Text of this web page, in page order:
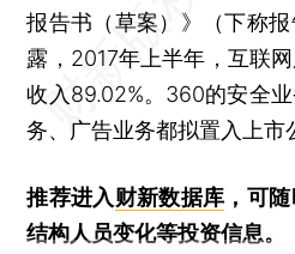
报告书（草案）》（下称
露，2017年上半年，互联
收入89.02%。360的安全
务、广告业务都拟置入上市
推荐进入财新数据库 ，可
结构人员变化等投资信息。